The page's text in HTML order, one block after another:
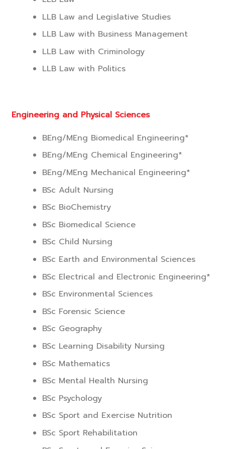
LLB Law and Legislative Studies
LLB Law with Business Management
LLB Law with Criminology
LLB Law with Politics
Engineering and Physical Sciences
BEng/MEng Biomedical Engineering*
BEng/MEng Chemical Engineering*
BEng/MEng Mechanical Engineering*
BSc Adult Nursing
BSc BioChemistry
BSc Biomedical Science
BSc Child Nursing
BSc Earth and Environmental Sciences
BSc Electrical and Electronic Engineering*
BSc Environmental Sciences
BSc Forensic Science
BSc Geography
BSc Learning Disability Nursing
BSc Mathematics
BSc Mental Health Nursing
BSc Psychology
BSc Sport and Exercise Nutrition
BSc Sport Rehabilitation